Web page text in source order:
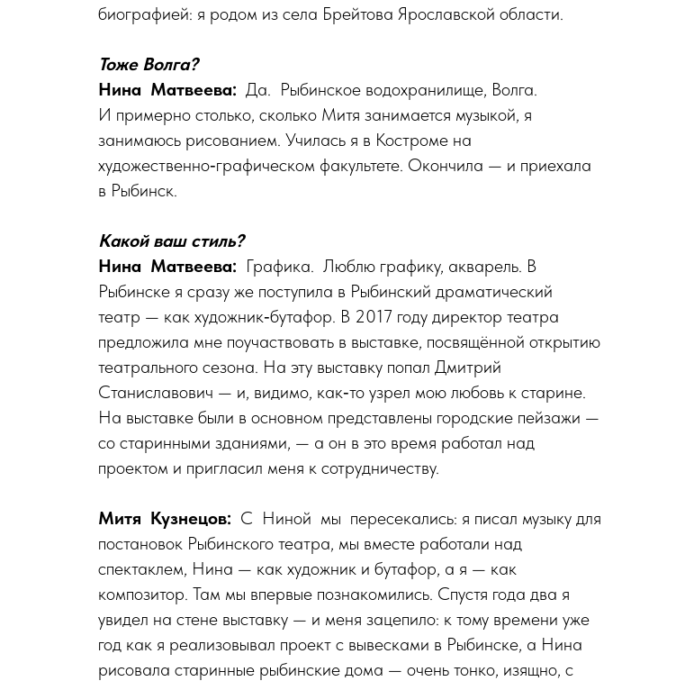
биографией: я родом из села Брейтова Ярославской области.
Тоже Волга?
Нина Матвеева: Да. Рыбинское во­до­храни­ли­ще, Волга.
И примерно столько, сколько Митя занимается музыкой, я
занимаюсь рисованием. Училась я в Костроме на
художественно‑графическом факультете. Окончила — и приехала
в Рыбинск.
Какой ваш стиль?
Нина Матвеева: Графика. Люблю графику, акварель. В
Рыбинске я сразу же поступила в Рыбинский драматический
театр — как художник‑бутафор. В 2017 году директор театра
предложила мне поучаствовать в выставке, посвящённой открытию
театрального сезона. На эту выставку попал Дмитрий
Станиславович — и, видимо, как‑то узрел мою любовь к старине.
На выставке были в основном представлены городские пейзажи —
со старинными зданиями, — а он в это время работал над
проектом и пригласил меня к сотрудничеству.
Митя Кузнецов: С Ниной мы пересекались: я писал музыку для
постановок Рыбинского театра, мы вместе работали над
спектаклем, Нина — как художник и бутафор, а я — как
композитор. Там мы впервые познакомились. Спустя года два я
увидел на стене выставку — и меня зацепило: к тому времени уже
год как я реализовывал проект с вывесками в Рыбинске, а Нина
рисовала старинные рыбинские дома — очень тонко, изящно, с